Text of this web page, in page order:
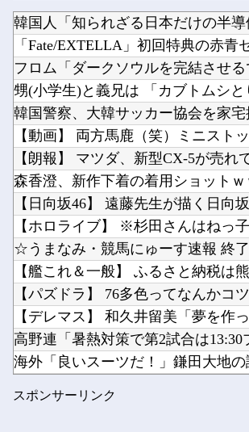
【YAIBA】 第15話 感想 水着VSバ
【議論】 全然怒らない人って実際
韓国人「知られざる日本だけの半
「Fate/EXTELLA」初回特典の赤青
フロム「ダークソウルを完結させ
甥(小学生)と義兄は 「カブトムシ
韓国警察、大韓サッカー協会を家
【動画】 両方馬鹿（笑）ミニスト
【朗報】 マツダ、新型CX-5が売れ
森香澄、新作下着の着用ショット
【日向坂46】 遠藤先生が描く日向
【ホロライブ】 ※杉田さんはねっ
☆うまなみ・競馬にゅーす速報 終
【艦これ＆一般】 ふるさと納税は
【パズドラ】 76多色ってなんかコ
【デレマス】 和久井留美「夢を作
高野連「暑熱対策で第2試合は13:30
海外「良いスーツだ！」鎌田大地
【議論】 全然怒らない人って実際
スポンサーリンク